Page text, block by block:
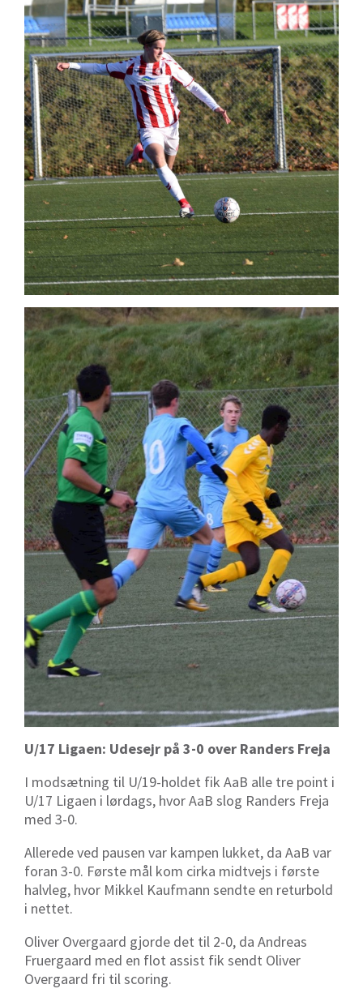
U/17 Ligaen: Udesejr på 3-0 over Randers Freja
I modsætning til U/19-holdet fik AaB alle tre point i
U/17 Ligaen i lørdags, hvor AaB slog Randers Freja
med 3-0.
Allerede ved pausen var kampen lukket, da AaB var
foran 3-0. Første mål kom cirka midtvejs i første
halvleg, hvor Mikkel Kaufmann sendte en returbold
i nettet.
Oliver Overgaard gjorde det til 2-0, da Andreas
Fruergaard med en flot assist fik sendt Oliver
Overgaard fri til scoring.